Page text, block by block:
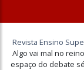
Revista Ensino
Algo vai mal no
espaço do debate